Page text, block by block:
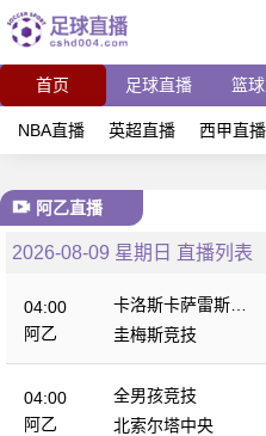
首页 足球直播 篮
NBA直播 英超直播 西甲直播
阿乙直播
2026-08-09 星期日 直播列表
04:00
阿乙
卡洛斯卡萨雷斯农
业
圭梅斯竞技
04:00
阿乙
全男孩竞技
北索尔塔中央